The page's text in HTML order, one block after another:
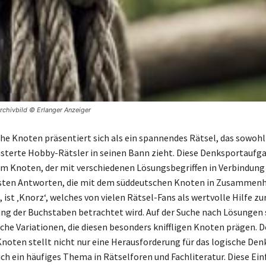
© Erlanger Anzeiger
Knoten präsentiert sich als ein spannendes Rätsel, das
Hobby-Rätsler in seinen Bann zieht. Diese
Knoten, der mit verschiedenen Lösungsbegriffen in
Antworten, die mit dem süddeutschen Knoten in
‚Knorz‘, welches von vielen Rätsel-Fans als wertvolle Hilfe
der Buchstaben betrachtet wird. Auf der Suche nach
Variationen, die diesen besonders kniffligen Knoten prägen.
stellt nicht nur eine Herausforderung für das logische
ein häufiges Thema in Rätselforen und Fachliteratur. Diese